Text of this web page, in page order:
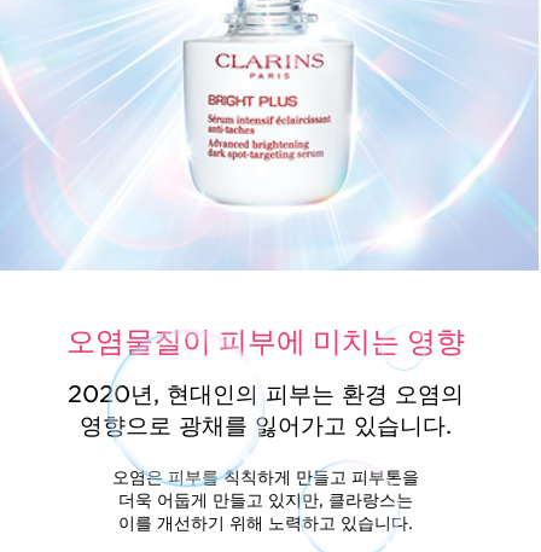
오염물질이 피부에 미치는 영향
2020년, 현대인의 피부는 환경 오염의
영향으로 광채를 잃어가고 있습니다.
오염은 피부를 칙칙하게 만들고 피부톤을
더욱 어둡게 만들고 있지만, 클라랑스는
이를 개선하기 위해 노력하고 있습니다.